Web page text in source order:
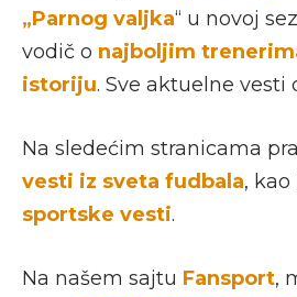
„Parnog valjka“ u novoj
vodič o najboljim
istoriju. Sve aktuelne vesti
Na sledećim stranicama
vesti iz sveta fudbala, kao
sportske vesti.
Na našem sajtu Fansport,